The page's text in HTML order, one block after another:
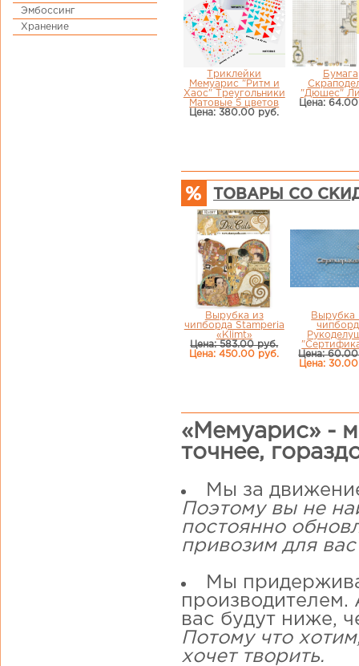
Эмбоссинг
Хранение
Триклейки
Мемуарис "Ритм и
Хаос" Треугольники
Матовые 5 цветов
Цена: 380.00 руб.
Бумага
"Дюшес"
Цена:
ТОВАРЫ СО
Вырубка из
чипборда Stamperia
«Klimt»
Цена: 583.00 руб.
Цена: 450.00 руб.
Вырубка
Цена:
Цена:
«Мемуарис» -
точнее,
Мы за
Поэтому вы не
постоянно
привозим для
Мы
производителем.
вас будут ниже,
Потому что
хочет творить.